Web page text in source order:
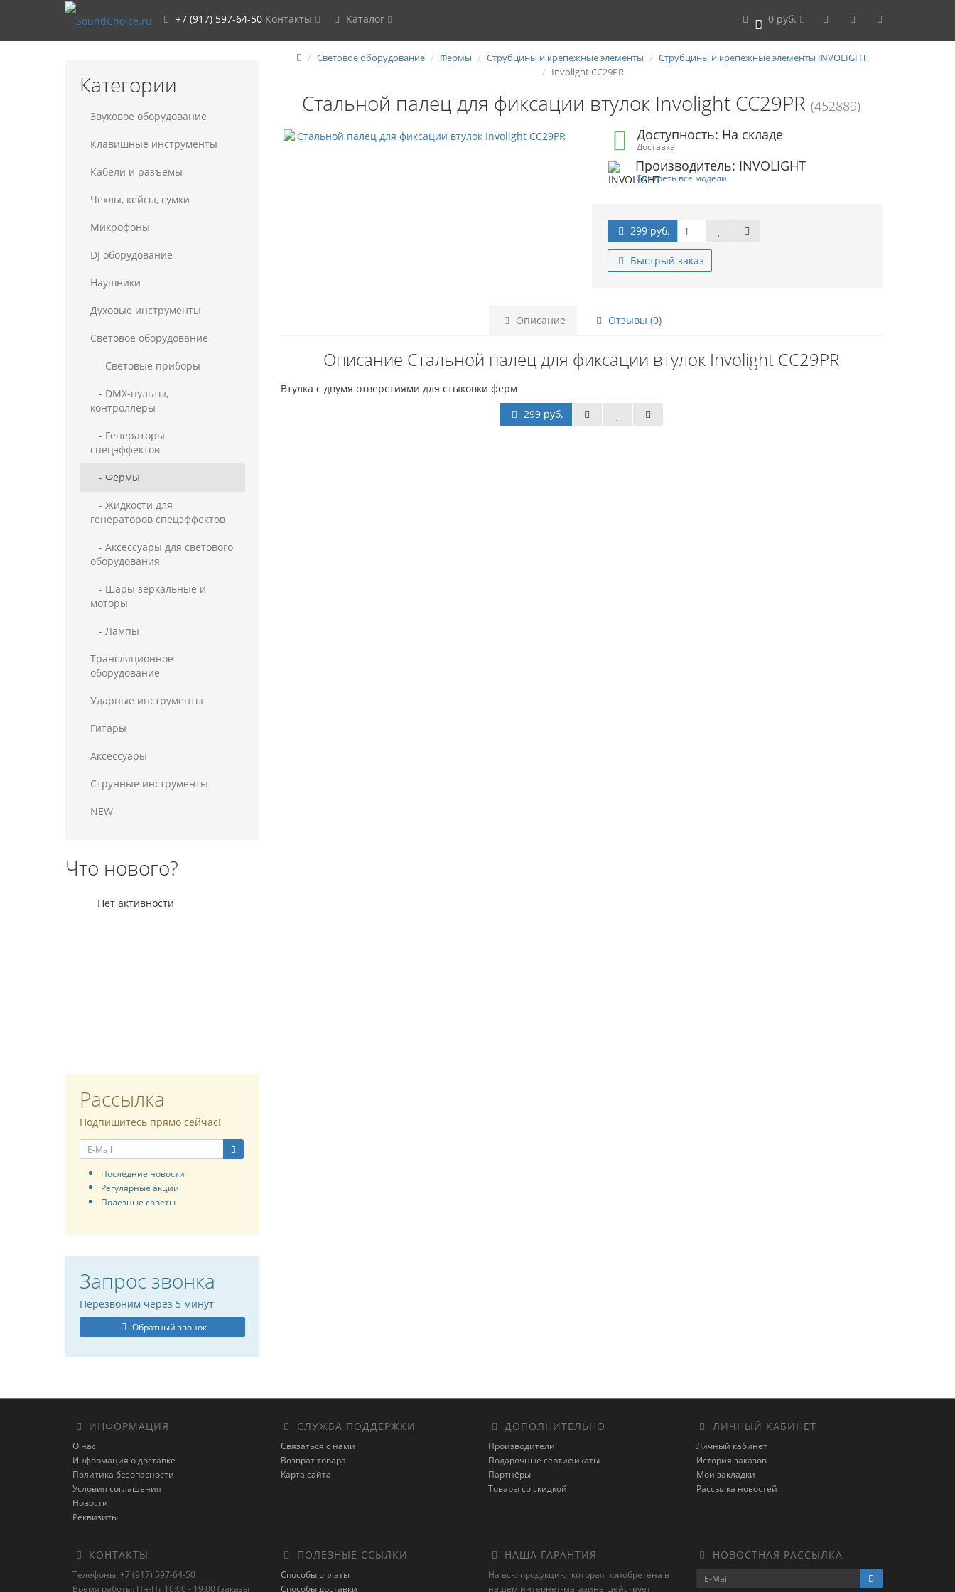
+7 (917) 597-64-50 Контакты Каталог 0 0 руб.
Категории
Звуковое оборудование
Клавишные инструменты
Кабели и разъемы
Чехлы, кейсы, сумки
Микрофоны
DJ оборудование
Наушники
Духовые инструменты
Световое оборудование
- Световые приборы
- DMX-пульты,
контроллеры
- Генераторы
спецэффектов
- Фермы
- Жидкости для
генераторов спецэффектов
- Аксессуары для светового
оборудования
- Шары зеркальные и
моторы
- Лампы
Трансляционное
оборудование
Ударные инструменты
Гитары
Аксессуары
Струнные инструменты
NEW
Что нового?
Нет активности
Рассылка
Подпишитесь прямо сейчас!
Последние новости
Регулярные акции
Полезные советы
Запрос звонка
Перезвоним через 5 минут
Обратный звонок
Световое оборудование Фермы Струбцины и крепежные элементы
Струбцины и крепежные элементы INVOLIGHT
Involight CC29PR
Стальной палец для фиксации втулок Involight CC29PR(452889)
Доступность: На складе
Доставка
Производитель: INVOLIGHT
Смотреть все модели
299 руб.
Быстрый заказ
Описание Отзывы (0)
Описание Стальной палец для фиксации втулок Involight CC29PR
Втулка с двумя отверстиями для стыковки ферм
299 руб.
ИНФОРМАЦИЯ
О нас
Информация о доставке
Политика безопасности
Условия соглашения
Новости
Реквизиты
СЛУЖБА ПОДДЕРЖКИ
Связаться с нами
Возврат товара
Карта сайта
ДОПОЛНИТЕЛЬНО
Производители
Подарочные сертификаты
Партнёры
Товары со скидкой
ЛИЧНЫЙ КАБИНЕТ
Личный кабинет
История заказов
Мои закладки
Рассылка новостей
КОНТАКТЫ
Телефоны: +7 (917) 597-64-50
Время работы: Пн-Пт 10:00 - 19:00 (заказы
ПОЛЕЗНЫЕ ССЫЛКИ
Способы оплаты
Способы доставки
НАША ГАРАНТИЯ
На всю продукцию, которая приобретена в
нашем интернет-магазине, действует
НОВОСТНАЯ РАССЫЛКА